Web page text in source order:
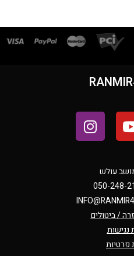
עולש
/ ביטולים
נגישות
פרטיות